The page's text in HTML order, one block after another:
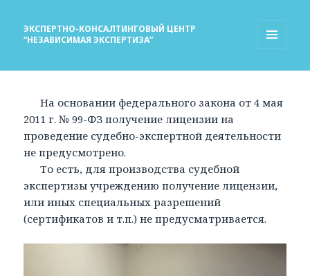
ЭКСПЕРТНО-КОНСАЛТИНГОВЫЙ ЦЕНТР
“НЕЗАВИСИМАЯ ЭКСПЕРТИЗА”
На основании федерального закона от 4 мая
2011 г. № 99-ФЗ получение лицензии на
проведение судебно-экспертной деятельности
не предусмотрено.
То есть, для производства судебной
экспертизы учреждению получение лицензии,
или иных специальных разрешений
(сертификатов и т.п.) не предусматривается.